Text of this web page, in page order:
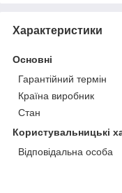
Характеристики
Основні
Гарантійний термін
Країна виробник
Стан
Користувальницькі
Відповідальна особа